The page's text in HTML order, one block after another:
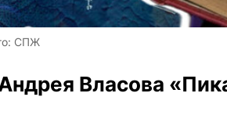
СПЖ
Власова